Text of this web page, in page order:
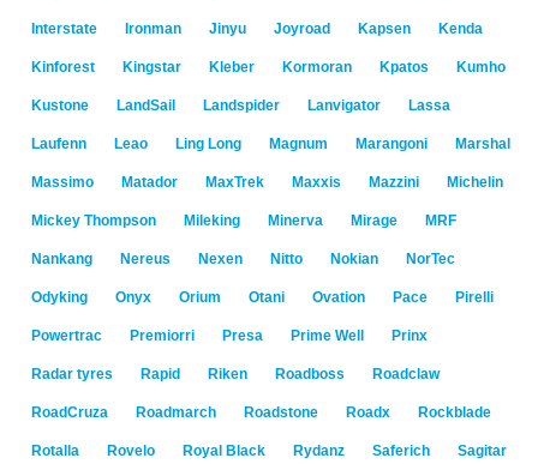
Interstate Ironman Jinyu Joyroad Kapsen Kenda
Kinforest Kingstar Kleber Kormoran Kpatos Kumho
Kustone LandSail Landspider Lanvigator Lassa
Laufenn Leao Ling Long Magnum Marangoni Marshal
Massimo Matador MaxTrek Maxxis Mazzini Michelin
Mickey Thompson Mileking Minerva Mirage MRF
Nankang Nereus Nexen Nitto Nokian NorTec
Odyking Onyx Orium Otani Ovation Pace Pirelli
Powertrac Premiorri Presa Prime Well Prinx
Radar tyres Rapid Riken Roadboss Roadclaw
RoadCruza Roadmarch Roadstone Roadx Rockblade
Rotalla Rovelo Royal Black Rydanz Saferich Sagitar